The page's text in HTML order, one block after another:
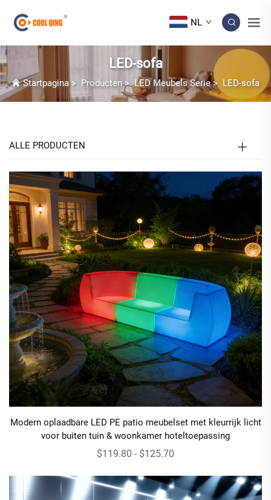
NL
LED-sofa
Startpagina> Producten>LED Meubels Serie> LED-sofa
ALLE PRODUCTEN
Modern oplaadbare LED PE patio meubelset met kleurrijk licht
voor buiten tuin & woonkamer hoteltoepassing
$119.80 - $125.70